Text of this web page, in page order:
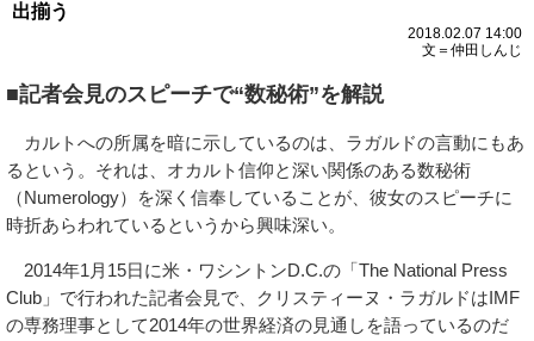
出揃う
2018.02.07 14:00
文＝仲田しんじ
■記者会見のスピーチで“数秘術”を解説
カルトへの所属を暗に示しているのは、ラガルドの言動にもあ
るという。それは、オカルト信仰と深い関係のある数秘術
（Numerology）を深く信奉していることが、彼女のスピーチに
時折あらわれているというから興味深い。
2014年1月15日に米・ワシントンD.C.の「The National Press
Club」で行われた記者会見で、クリスティーヌ・ラガルドはIMF
の専務理事として2014年の世界経済の見通しを語っているのだ